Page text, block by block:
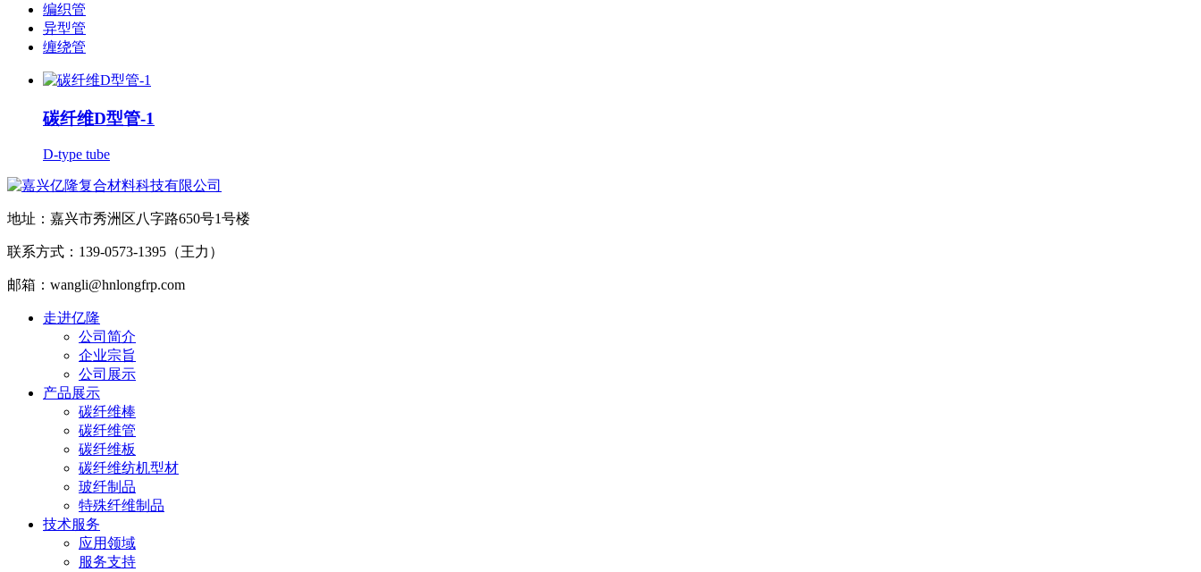
编织管
异型管
缠绕管
碳纤维D型管-1
D-type tube
地址：嘉兴市秀洲区八字路650号1号楼
联系方式：139-0573-1395（王力）
邮箱：wangli@hnlongfrp.com
走进亿隆
公司简介
企业宗旨
公司展示
产品展示
碳纤维棒
碳纤维管
碳纤维板
碳纤维纺机型材
玻纤制品
特殊纤维制品
技术服务
应用领域
服务支持